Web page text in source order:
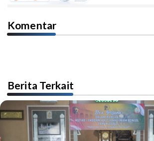
Komentar
Berita Terkait